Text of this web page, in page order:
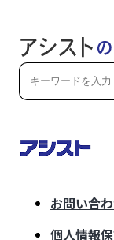
お問い合
個人情報